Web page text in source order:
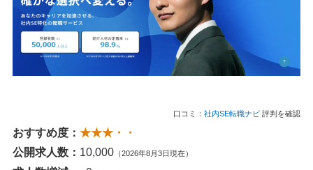
口コミ： 社内SE転職ナビ 評判を確認
おすすめ度： ★★★・・
公開求人数： 10,000 （2026年8月3日現在）